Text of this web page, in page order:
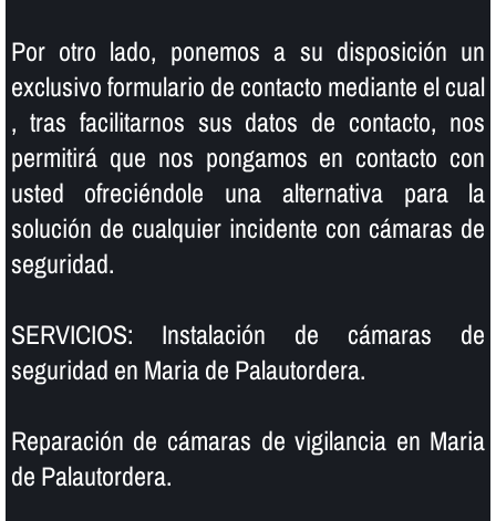
Por otro lado, ponemos a su disposición un
exclusivo formulario de contacto mediante el cual
, tras facilitarnos sus datos de contacto, nos
permitirá que nos pongamos en contacto con
usted ofreciéndole una alternativa para la
solución de cualquier incidente con cámaras de
seguridad.
SERVICIOS: Instalación de cámaras de
seguridad en Maria de Palautordera.
Reparación de cámaras de vigilancia en Maria
de Palautordera.